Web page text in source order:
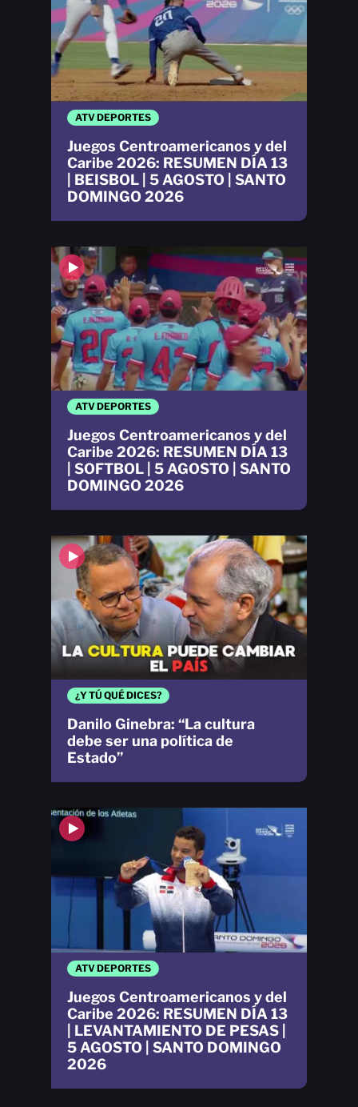
ATV DEPORTES
Juegos Centroamericanos y del
Caribe 2026: RESUMEN DÍA 13
| SOFTBOL | 5 AGOSTO | SANTO
DOMINGO 2026
ATV DEPORTES
Juegos Centroamericanos y del
Caribe 2026: RESUMEN DÍA 13
| BEISBOL | 5 AGOSTO | SANTO
DOMINGO 2026
ATV DEPORTES
Juegos Centroamericanos y del
Caribe 2026: RESUMEN DÍA 13
| LEVANTAMIENTO DE PESAS |
5 AGOSTO | SANTO DOMINGO
2026
¿Y TÚ QUÉ DICES?
Danilo Ginebra: “La cultura
debe ser una política de
Estado”